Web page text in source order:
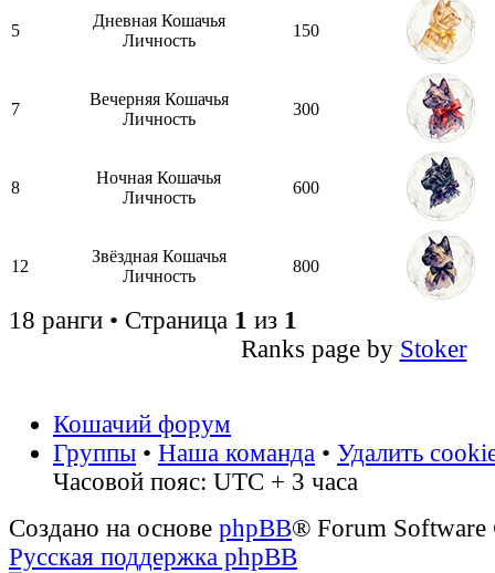
5
Дневная Кошачья
Личность
150
7
Вечерняя Кошачья
Личность
300
8
Ночная Кошачья
Личность
600
12
Звёздная Кошачья
Личность
800
18 ранги • Страница 1 из 1
Ranks page by Stoker
Кошачий форум
Группы • Наша команда • Удалить
Часовой пояс: UTC + 3 часа
Создано на основе phpBB® Forum
Русская поддержка phpBB